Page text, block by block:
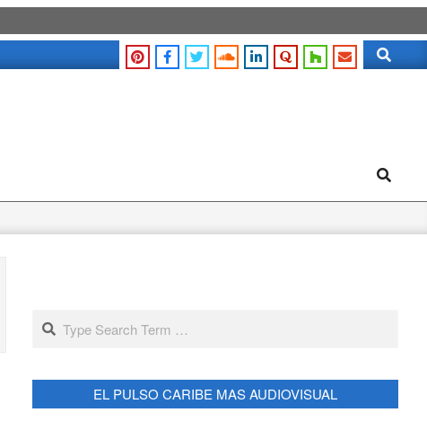
Search
Search
Search
EL PULSO CARIBE MAS AUDIOVISUAL